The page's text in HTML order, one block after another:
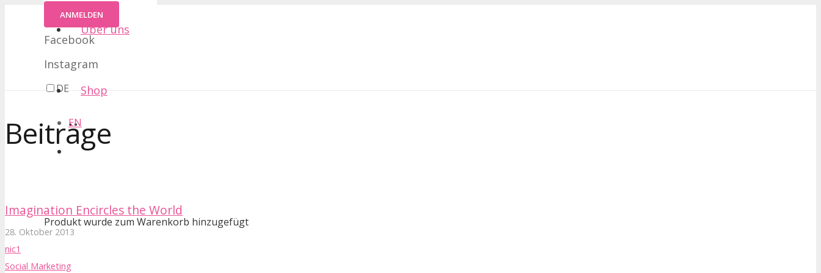
ANMELDEN
Facebook
Instagram
DE
EN
Über uns
Shop
Produktwurde zum Warenkorb hinzugefügt
Beiträge
Imagination Encircles the World
28. Oktober 2013
nic1
Social Marketing